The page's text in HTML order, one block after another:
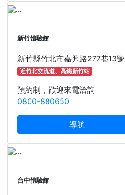
新竹體驗館
新竹縣竹北市嘉興路277巷13號
近竹北交流道、高鐵新竹站
預約制，歡迎來電洽詢
0800-880650
導航
台中體驗館